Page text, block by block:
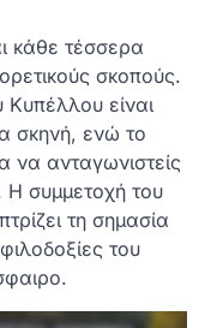
κάθε τέσσερα
σκοπούς.
Κυπέλλου είναι
σκηνή, ενώ το
να ανταγωνιστείς
Η συμμετοχή του
τη σημασία
του